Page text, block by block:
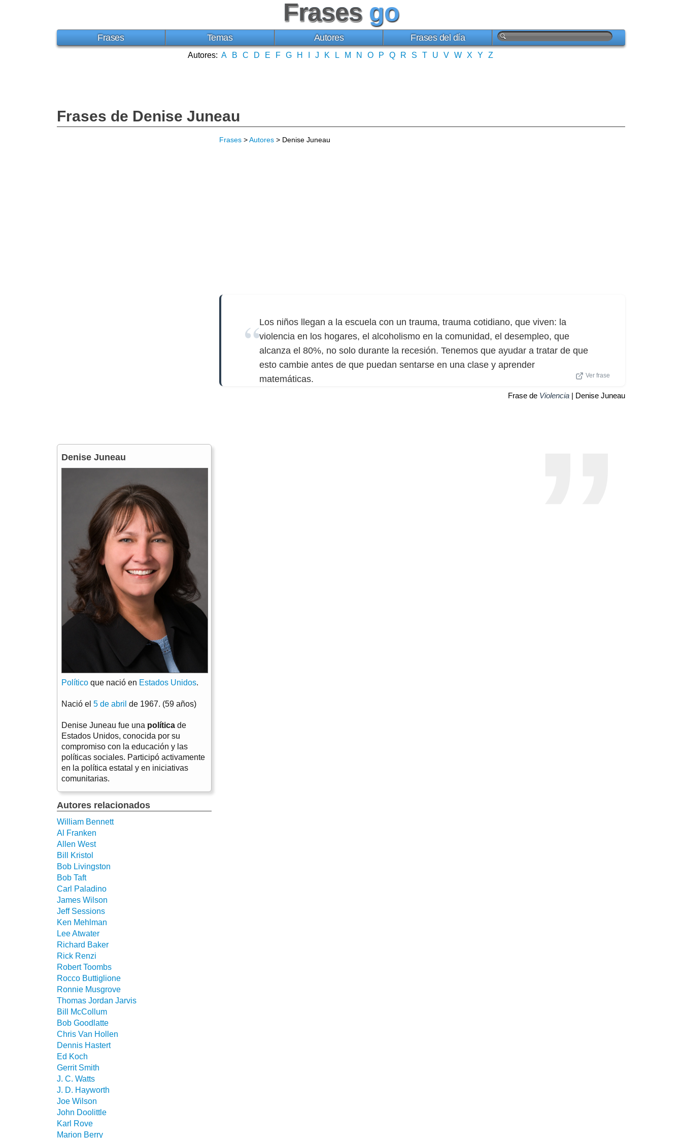
Frases go
Frases Temas Autores Frases del día
Autores: A B C D E F G H J K L M N O P Q R S T U V W X Y Z
Frases de Denise Juneau
Frases >Autores > Denise Juneau
Los niños llegan a la escuela con un trauma, trauma cotidiano, que viven: la
violencia en los hogares, el alcoholismo en la comunidad, el desempleo, que
alcanza el 80%, no solo durante la recesión. Tenemos que ayudar a tratar de que
esto cambie antes de que puedan sentarse en una clase y aprender
matemáticas.
Ver frase
Frase de Violencia | Denise Juneau
Denise Juneau
Político que nació en Estados Unidos.
Nació el 5 de abril de 1967. (59 años)
Denise Juneau fue una política de
Estados Unidos, conocida por su
compromiso con la educación y las
políticas sociales. Participó activamente
en la política estatal y en iniciativas
comunitarias.
Autores relacionados
William Bennett
Al Franken
Allen West
Bill Kristol
Bob Livingston
Bob Taft
Carl Paladino
James Wilson
Jeff Sessions
Ken Mehlman
Lee Atwater
Richard Baker
Rick Renzi
Robert Toombs
Rocco Buttiglione
Ronnie Musgrove
Thomas Jordan Jarvis
Bill McCollum
Bob Goodlatte
Chris Van Hollen
Dennis Hastert
Ed Koch
Gerrit Smith
J. C. Watts
J. D. Hayworth
Joe Wilson
John Doolittle
Karl Rove
Marion Berry